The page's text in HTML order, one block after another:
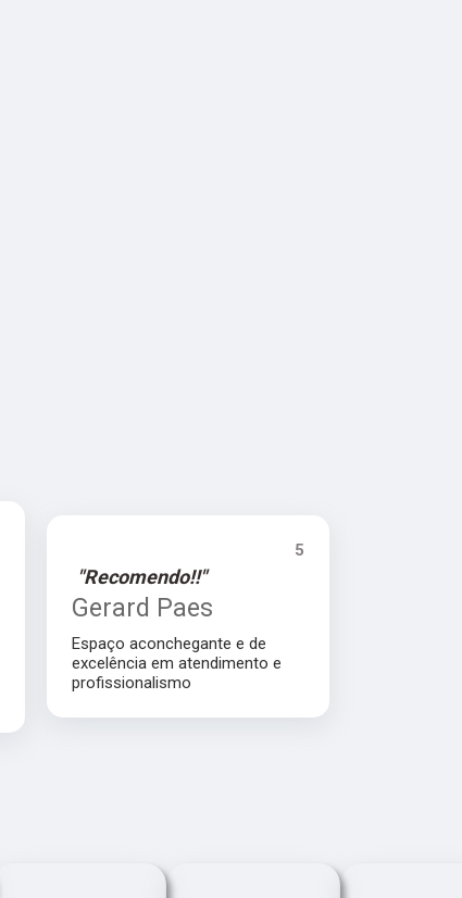
5
"Recomendo!!"
Gerard Paes
Espaço aconchegante e de
excelência em atendimento e
profissionalismo